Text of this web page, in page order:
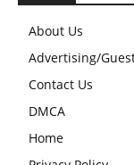
About Us
Advertising/
Contact Us
DMCA
Home